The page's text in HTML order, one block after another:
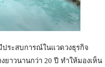
ประสบการณ์ในแวดวงธุรกิจ
าวนานกว่า 20 ปี ทำให้มองเห็น